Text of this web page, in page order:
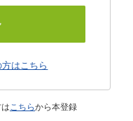
はこちら
こちらから本登録